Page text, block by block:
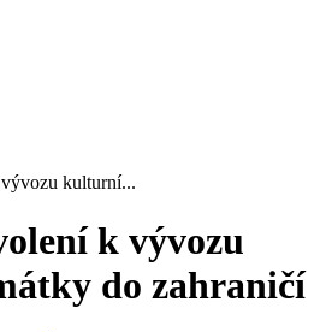
kulturní...
k vývozu
do zahraničí